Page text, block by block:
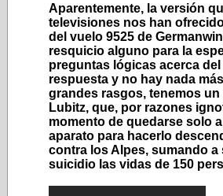
Aparentemente, la versión
televisiones nos han
del vuelo 9525 de
resquicio alguno para la
preguntas lógicas acerca
respuesta y no hay nada
grandes rasgos, tenemos
Lubitz, que, por razones
momento de quedarse solo
aparato para hacerlo
contra los Alpes, sumando
suicidio las vidas de 150